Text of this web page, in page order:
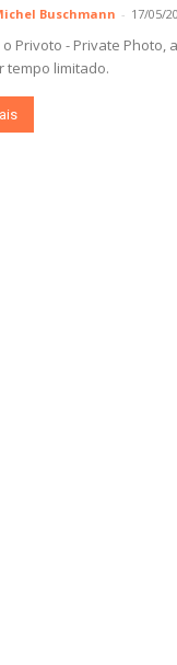
Buschmann - 17/05/
o Privoto - Private Photo,
tempo limitado.